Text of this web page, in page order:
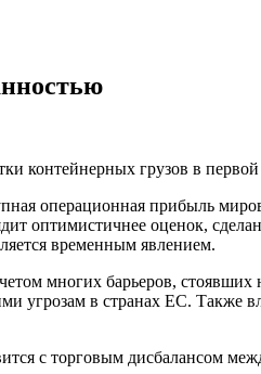
контейнерных грузов в
операционная прибыль
оптимистичнее оценок,
временным явлением.
многих барьеров,
угрозам в странах ЕС. Также
с торговым дисбалансом